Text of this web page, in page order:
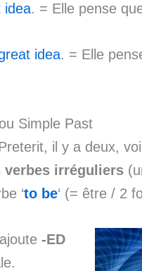
idea. = Elle pense
idea. = Elle
Simple Past
il y a deux,
verbes irréguliers
‘to be‘ (= être / 2
-ED